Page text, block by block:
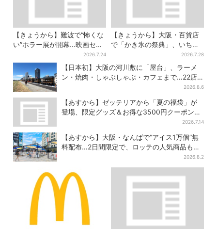
【きょうから】難波で“怖くな
い”ホラー展が開幕…映画セッ
トのなかに入って、怪異も触
り放題！？
2026.7.24
【きょうから】大阪・百貨店
で「かき氷の祭典」、いち
ご・イチジク・紅茶・チー
ズ…17店舗のメニュー集結
2026.7.28
【日本初】大阪の河川敷に「屋台」、ラーメ
ン・焼肉・しゃぶしゃぶ・カフェまで…22店
2026.8.6
【あすから】ゼッテリアから「夏の福袋」が
登場、限定グッズ＆お得な3500円クーポン付
2026.7.14
【あすから】大阪・なんばで“アイス1万個”無
料配布…2日間限定で、ロッテの人気商品もら
2026.8.2